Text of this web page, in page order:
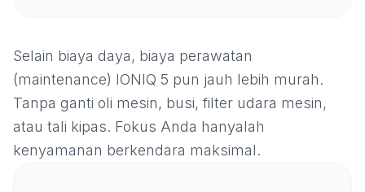
Selain biaya daya, biaya perawatan
(maintenance) IONIQ 5 pun jauh lebih murah.
Tanpa ganti oli mesin, busi, filter udara mesin,
atau tali kipas. Fokus Anda hanyalah
kenyamanan berkendara maksimal.